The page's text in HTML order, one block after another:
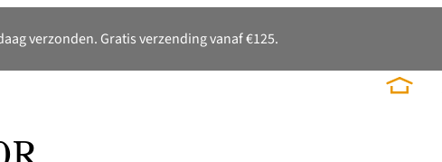
verzonden. Gratis verzending vanaf €125.